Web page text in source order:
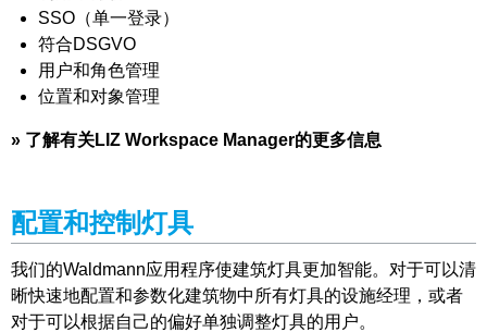
SSO（单一登录）
符合DSGVO
用户和角色管理
位置和对象管理
» 了解有关LIZ Workspace Manager的更多信息
配置和控制灯具
我们的Waldmann应用程序使建筑灯具更加智能。对于可以清
晰快速地配置和参数化建筑物中所有灯具的设施经理，或者
对于可以根据自己的偏好单独调整灯具的用户。